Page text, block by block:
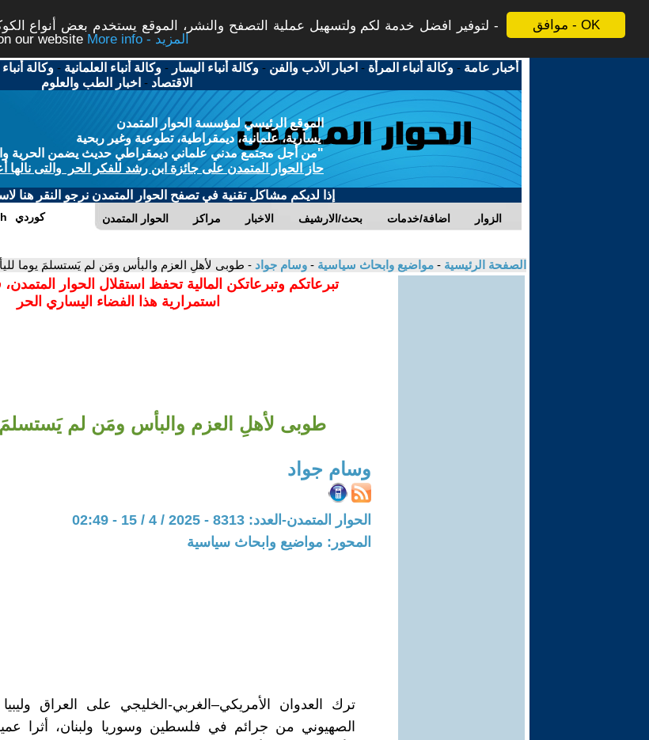
موافق - OK
لتوفير افضل خدمة لكم ولتسهيل عملية التصفح والنشر، الموقع يستخدم بعض أنواع
our website
More info - المزيد
أخبار عامة -وكالة أنباء المرأة - اخبار الأدب والفن -وكالة أنباء اليسار -وكالة أنباء العلمانية -وكالة
الاقتصاد - اخبار الطب والعلوم
الموقع الرئيسي لمؤسسة الحوار المتمدن
يسارية، علمانية، ديمقراطية، تطوعية وغير ربحية
"من أجل مجتمع مدني علماني ديمقراطي حديث يضمن الحرية
حاز الحوار المتمدن على جائزة ابن رشد للفكر الحر والتى نالها
إذا لديكم مشاكل تقنية في تصفح الحوار المتمدن نرجو النقر هنا
الحوار المتمدن مراكز الاخبار بحث/الارشيف اضافة/خدمات الزوار كوردي
الصفحة الرئيسية - مواضيع وابحاث سياسية - وسام جواد - طوبى لأهلِ العزم والبأس ومَن لم يَستسلمَ يوما
تبرعاتكم وتبرعاتكن المالية تحفظ استقلال الحوار
استمرارية هذا الفضاء اليساري الحر
طوبى لأهلِ العزم والبأس ومَن لم يَستسلمَ
وسام جواد
الحوار المتمدن-العدد: 8313 - 2025 / 4 / 15 - 02:49
المحور: مواضيع وابحاث سياسية
ترك العدوان الأمريكي–الغربي-الخليجي على العراق وليبيا
الصهيوني من جرائم في فلسطين وسوريا ولبنان، أثرا